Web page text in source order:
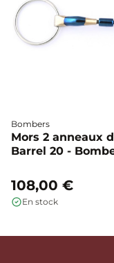
Bombers
Mors 2 anneaux
Barrel 20 -
108,00 €
En stock